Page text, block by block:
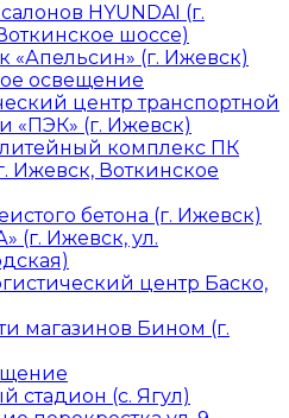
HYUNDAI (г.
шоссе)
«Апельсин» (г. Ижевск)
освещение
центр транспортной
«ПЭК» (г. Ижевск)
комплекс ПК
Ижевск, Воткинское
бетона (г. Ижевск)
(г. Ижевск, ул.
центр Баско,
магазинов Бином (г.
стадион (с. Ягул)